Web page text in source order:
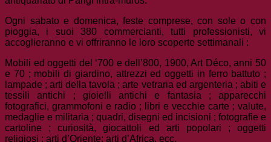
Ogni sabato e domenica, feste comprese, con sole o con
pioggia, i suoi 380 commercianti, tutti professionisti, vi
accoglieranno e vi offriranno le loro scoperte settimanali :
Mobili ed oggetti del ‘700 e dell’800, 1900, Art Déco, anni 50
e 70 ; mobili di giardino, attrezzi ed oggetti in ferro battuto ;
lampade ; arti della tavola ; arte vetraria ed argenteria ; abiti e
tessili antichi ; gioielli antichi e fantasia ; apparecchi
fotografici, grammofoni e radio ; libri e vecchie carte ; valute,
medaglie e militaria ; quadri, disegni ed incisioni ; fotografie e
cartoline ; curiosità, giocattoli ed arti popolari ; oggetti
religiosi ; arti d’Oriente; arti d’Africa, ecc.